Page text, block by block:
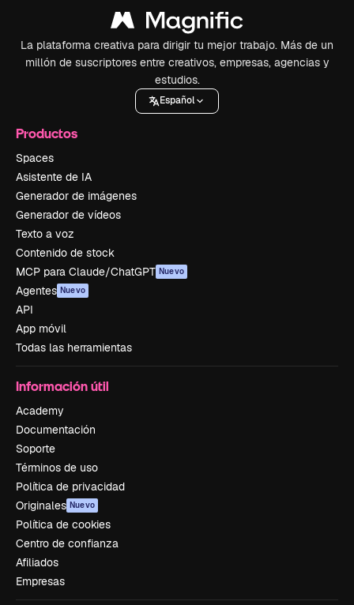
La plataforma creativa para dirigir tu mejor trabajo. Más de un
millón de suscriptores entre creativos, empresas, agencias y
estudios.
Español
Productos
Spaces
Asistente de IA
Generador de imágenes
Generador de vídeos
Texto a voz
Contenido de stock
MCP para Claude/ChatGPT Nuevo
Agentes Nuevo
API
App móvil
Todas las herramientas
Información útil
Academy
Documentación
Soporte
Términos de uso
Política de privacidad
Originales Nuevo
Política de cookies
Centro de confianza
Afiliados
Empresas